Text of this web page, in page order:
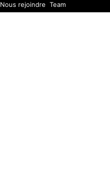
Nous rejoindre Team